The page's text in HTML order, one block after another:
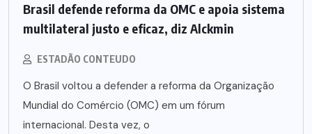
Brasil defende reforma da OMC e apoia sistema
multilateral justo e eficaz, diz Alckmin
ESTADÃO CONTEUDO
O Brasil voltou a defender a reforma da Organização
Mundial do Comércio (OMC) em um fórum
internacional. Desta vez, o